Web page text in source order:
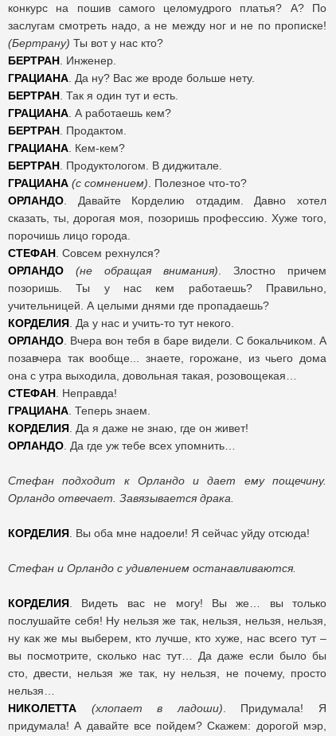
конкурс на пошив самого целомудрого платья? А? По
заслугам смотреть надо, а не между ног и не по прописке!
(Бертрану) Ты вот у нас кто?
БЕРТРАН . Инженер.
ГРАЦИАНА . Да ну? Вас же вроде больше нету.
БЕРТРАН . Так я один тут и есть.
ГРАЦИАНА . А работаешь кем?
БЕРТРАН . Продактом.
ГРАЦИАНА . Кем-кем?
БЕРТРАН . Продуктологом. В диджитале.
ГРАЦИАНА (с сомнением) . Полезное что-то?
ОРЛАНДО . Давайте Корделию отдадим. Давно хотел
сказать, ты, дорогая моя, позоришь профессию. Хуже того,
порочишь лицо города.
СТЕФАН . Совсем рехнулся?
ОРЛАНДО
(не обращая внимания) . Злостно причем
позоришь. Ты у нас кем работаешь? Правильно,
учительницей. А целыми днями где пропадаешь?
КОРДЕЛИЯ . Да у нас и учить-то тут некого.
ОРЛАНДО . Вчера вон тебя в баре видели. С бокальчиком. А
позавчера так вообще... знаете, горожане, из чьего дома
она с утра выходила, довольная такая, розовощекая…
СТЕФАН . Неправда!
ГРАЦИАНА . Теперь знаем.
КОРДЕЛИЯ . Да я даже не знаю, где он живет!
ОРЛАНДО . Да где уж тебе всех упомнить…
Стефан подходит к Орландо и дает ему пощечину.
Орландо отвечает. Завязывается драка.
КОРДЕЛИЯ . Вы оба мне надоели! Я сейчас уйду отсюда!
Стефан и Орландо с удивлением останавливаются.
КОРДЕЛИЯ . Видеть вас не могу! Вы же… вы только
послушайте себя! Ну нельзя же так, нельзя, нельзя, нельзя,
ну как же мы выберем, кто лучше, кто хуже, нас всего тут –
вы посмотрите, сколько нас тут… Да даже если было бы
сто, двести, нельзя же так, ну нельзя, не почему, просто
нельзя…
НИКОЛЕТТА
(хлопает в ладоши) . Придумала! Я
придумала! А давайте все пойдем? Скажем: дорогой мэр,